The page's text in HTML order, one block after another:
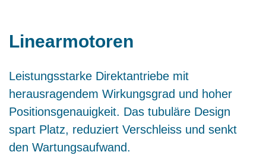
Linearmotoren
Leistungsstarke Direktantriebe mit
herausragendem Wirkungsgrad und hoher
Positionsgenauigkeit. Das tubuläre Design
spart Platz, reduziert Verschleiss und senkt
den Wartungsaufwand.